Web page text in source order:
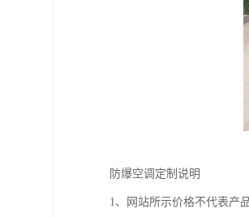
防爆空调定制说明
1、网站所示价格不代表产